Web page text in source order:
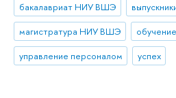
бакалавриат НИУ ВШЭ
магистратура НИУ ВШЭ
обучение
управление персоналом
успех